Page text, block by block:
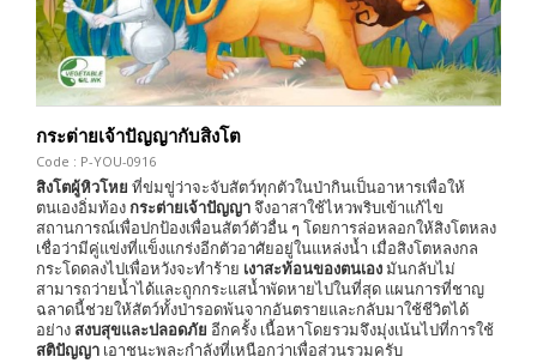
กระต่ายเจ้าปัญญากับสิงโต
Code : P-YOU-0916
สิงโตผู้หิวโหย ที่ข่มขู่ว่าจะจับสัตว์ทุกตัวในป่ากินเป็นอาหารเพื่อให้
ตนเองอิ่มท้องกระต่ายเจ้าปัญญาจึงอาสาใช้ไหวพริบเข้าแก้ไข
สถานการณ์เพื่อปกป้องเพื่อนสัตว์ตัวอื่น ๆ โดยการล่อหลอกให้สิงโตหลง
เชื่อว่ามีคู่แข่งที่แข็งแกร่งอีกตัวอาศัยอยู่ในแหล่งน้ำ เมื่อสิงโตหลงกล
กระโดดลงไปเพื่อหวังจะทำร้าย เงาสะท้อนของตนเองมันกลับไม่
สามารถว่ายน้ำได้และถูกกระแสน้ำพัดหายไปในที่สุด แผนการที่ชาญ
ฉลาดนี้ช่วยให้สัตว์ทั้งป่ารอดพ้นจากอันตรายและกลับมาใช้ชีวิตได้
อย่างสงบสุขและปลอดภัย อีกครั้ง เนื้อหาโดยรวมจึงมุ่งเน้นไปที่การใช้
สติปัญญา เอาชนะพละกำลังที่เหนือกว่าเพื่อส่วนรวมครับ